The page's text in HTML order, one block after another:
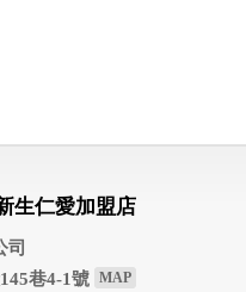
生仁愛加盟店
司
巷4-1號 MAP